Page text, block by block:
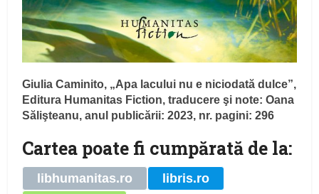
Giulia Caminito, „Apa lacului nu e niciodată dulce”,
Editura Humanitas Fiction, traducere şi note: Oana
Sălişteanu, anul publicării: 2023, nr. pagini: 296
Cartea poate fi cumpărată de la:
libhumanitas.ro
libris.ro